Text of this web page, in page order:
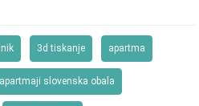
3d tiskanje apartma
apartmaji slovenska obala